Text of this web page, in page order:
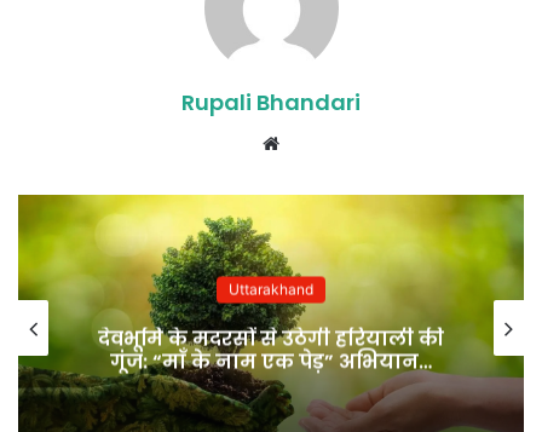
Rupali Bhandari
Uttarakhand
देवभूमि के मदरसों से उठेगी हरियाली की
गूंज: “माँ के नाम एक पेड़” अभियान…